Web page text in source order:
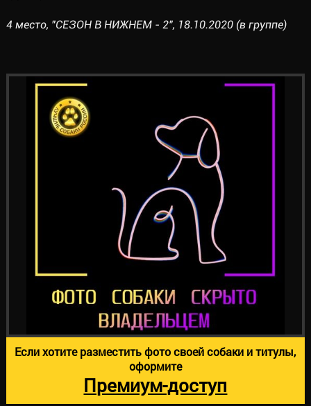
4 место, "СЕЗОН В НИЖНЕМ - 2", 18.10.2020 (в группе)
Если хотите разместить фото своей собаки и титулы,
оформите
Премиум-доступ